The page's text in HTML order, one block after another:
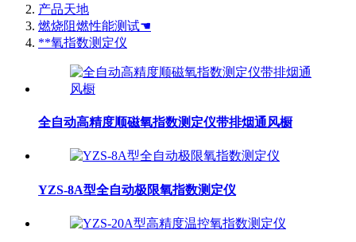
产品天地
燃烧阻燃性能测试☚
**氧指数测定仪
全自动高精度顺磁氧指数测定仪带排烟通风橱
YZS-8A型全自动极限氧指数测定仪